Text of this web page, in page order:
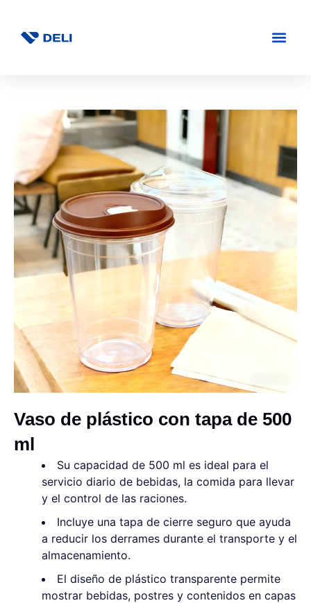
Vaso de plástico con tapa de 500
ml
Su capacidad de 500 ml es ideal para el
servicio diario de bebidas, la comida para llevar
y el control de las raciones.
Incluye una tapa de cierre seguro que ayuda
a reducir los derrames durante el transporte y el
almacenamiento.
El diseño de plástico transparente permite
mostrar bebidas, postres y contenidos en capas